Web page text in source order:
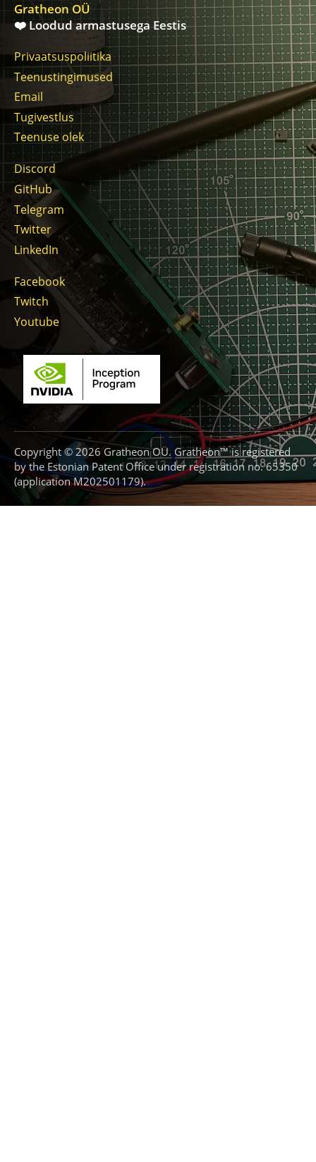
Gratheon OÜ
❤️ Loodud armastusega Eestis
Privaatsuspoliitika
Teenustingimused
Email
Tugivestlus
Teenuse olek
Discord
GitHub
Telegram
Twitter
LinkedIn
Facebook
Twitch
Youtube
Copyright © 2026 Gratheon OÜ. Gratheon™ is registered
by the Estonian Patent Office under registration no. 65350
(application M202501179).